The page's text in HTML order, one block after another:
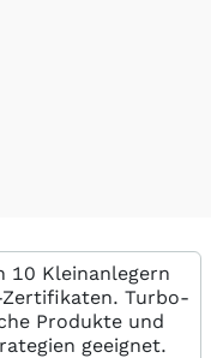
10 Kleinanlegern
Turbo-
Produkte und
geeignet.